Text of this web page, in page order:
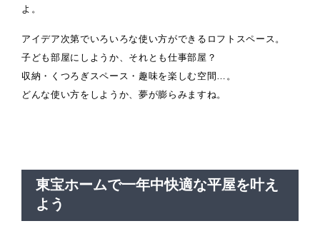
よ。
アイデア次第でいろいろな使い方ができるロフトスペース。
子ども部屋にしようか、それとも仕事部屋？
収納・くつろぎスペース・趣味を楽しむ空間…。
どんな使い方をしようか、夢が膨らみますね。
東宝ホームで一年中快適な平屋を叶え
よう